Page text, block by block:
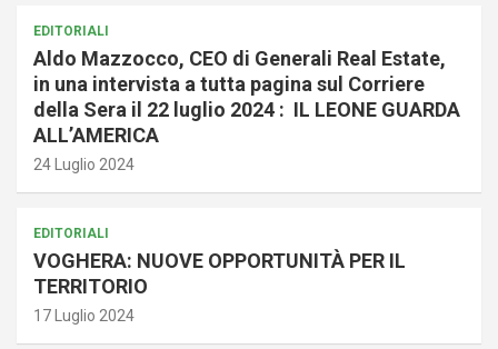
EDITORIALI
Aldo Mazzocco, CEO di Generali Real Estate,
in una intervista a tutta pagina sul Corriere
della Sera il 22 luglio 2024 : IL LEONE GUARDA
ALL’AMERICA
24 Luglio 2024
EDITORIALI
VOGHERA: NUOVE OPPORTUNITÀ PER IL
TERRITORIO
17 Luglio 2024